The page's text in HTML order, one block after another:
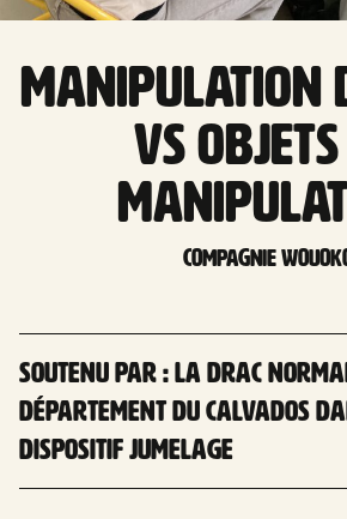
Manipulation
VS
Compagnie
Soutenu par : la DRAC
Département du Calvados
dispositif Jumelage